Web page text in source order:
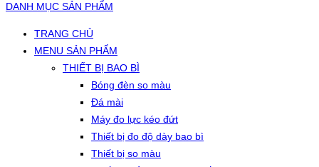
DANH MỤC SẢN PHẨM
TRANG CHỦ
MENU SẢN PHẨM
THIẾT BỊ BAO BÌ
Bóng đèn so màu
Đá mài
Máy đo lực kéo đứt
Thiết bị đo độ dày bao bì
Thiết bị so màu